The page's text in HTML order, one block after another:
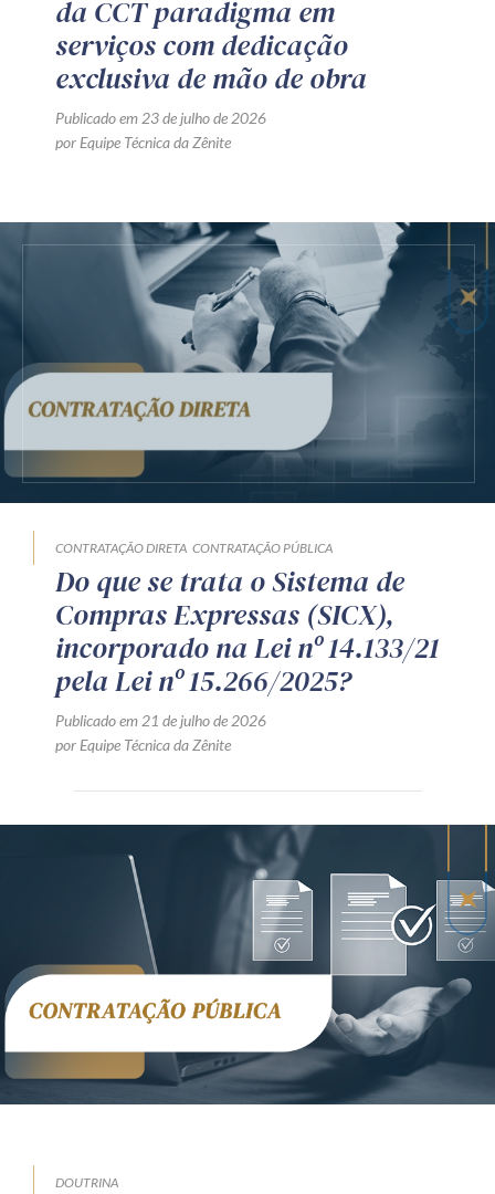
da CCT paradigma em
serviços com dedicação
exclusiva de mão de obra
Publicado em 23 de julho de 2026
por Equipe Técnica da Zênite
CONTRATAÇÃO DIRETA CONTRATAÇÃO PÚBLICA
Do que se trata o Sistema de
Compras Expressas (SICX),
incorporado na Lei nº 14.133/21
pela Lei nº 15.266/2025?
Publicado em 21 de julho de 2026
por Equipe Técnica da Zênite
DOUTRINA